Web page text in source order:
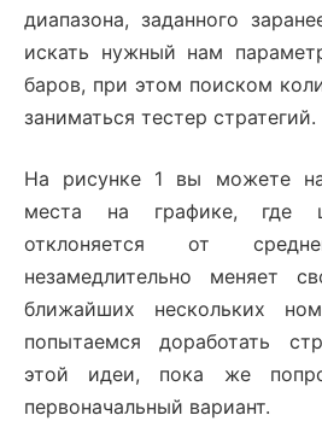
диапазона, заданного
искать нужный нам
баров, при этом поиском
заниматься тестер стратегий.
На рисунке 1 вы можете
места на графике, где
отклоняется от
незамедлительно меняет
ближайших нескольких
попытаемся доработать
этой идеи, пока же
первоначальный вариант.